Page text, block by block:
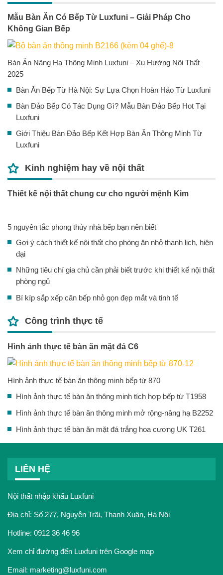
Mẫu Bàn Ăn Có Bếp Từ Luxfuni – Giải Pháp Cho
Không Gian Bếp
Bàn Ăn Nâng Hạ Thông Minh Luxfuni – Xu Hướng Nội Thất
2025
Bàn Ăn Bếp Từ Hà Nội: Sự Lựa Chọn Hoàn Hảo Từ Luxfuni
Bàn Đảo Bếp Có Tác Dụng Gì? Mẫu Bàn Đảo Bếp Hot Tại
Luxfuni
Giới Thiệu Bàn Đảo Bếp Kết Hợp Bàn Ăn Thông Minh Từ
Luxfuni
Kinh nghiệm hay về nội thất
Thiết kế nội thất chung cư cho người mệnh Kim
5 nguyên tắc phong thủy nhà bếp bạn nên biết
Gợi ý cách thiết kế nội thất cho phòng ăn nhỏ thanh lịch, hiện
đại
Những tiêu chí gia chủ cần phải biết trước khi thiết kế nội thất
phòng ngủ
Bí kíp sắp xếp căn bếp nhỏ gọn đẹp mắt và tinh tế
Công trình thực tế
Hình ảnh thực tế bàn ăn mặt đá C6
Hình ảnh thực tế bàn ăn thông minh bếp từ 870
Hình ảnh thực tế bàn ăn thông minh tích hợp bếp từ T1958
Hình ảnh thực tế bàn ăn thông minh mở rộng-nâng hạ B2252
Hình ảnh thực tế bàn ăn mặt đá trắng hoa cương UK T261
LIÊN HỆ
Nội thất nhập khẩu Luxfuni
Địa chỉ: Số 277, Nguyễn Trãi, Thanh Xuân, Hà Nội
Hotline: 0912 36 46 96
Xem chỉ đường đến Luxfuni trên Google map
Email: marketing@luxfuni.com